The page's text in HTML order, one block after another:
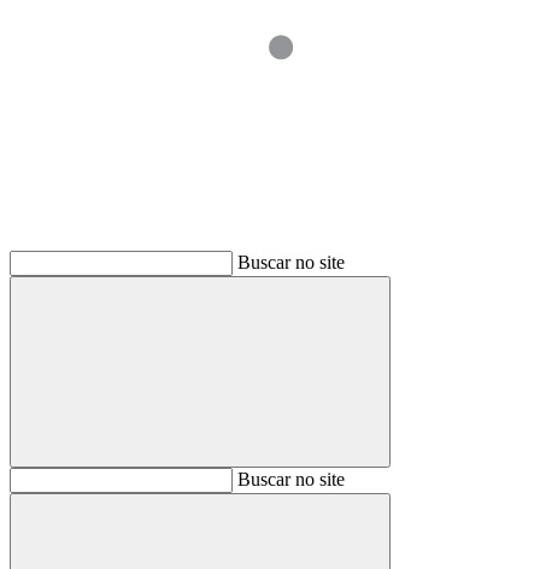
Buscar no site
BuscarBuscar no site